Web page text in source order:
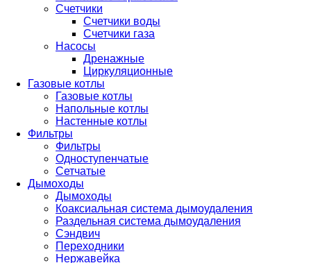
Счетчики
Счетчики воды
Счетчики газа
Насосы
Дренажные
Циркуляционные
Газовые котлы
Газовые котлы
Напольные котлы
Настенные котлы
Фильтры
Фильтры
Одноступенчатые
Сетчатые
Дымоходы
Дымоходы
Коаксиальная система дымоудаления
Раздельная система дымоудаления
Сэндвич
Переходники
Нержавейка